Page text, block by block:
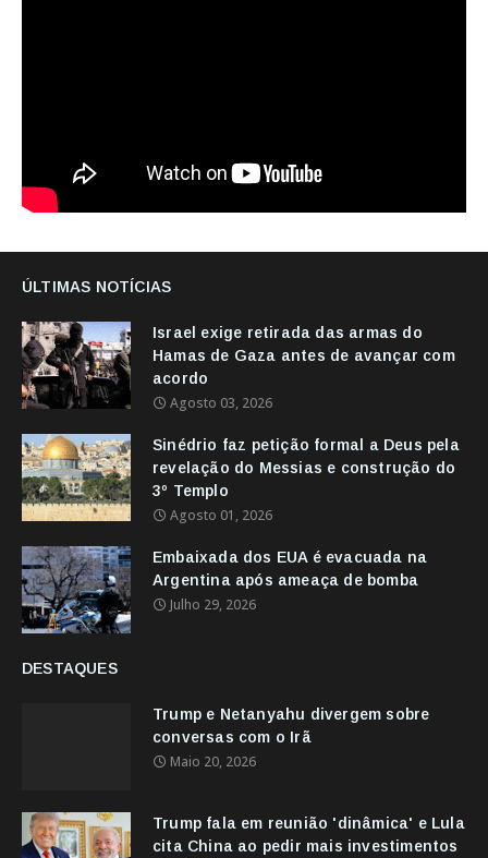
ÚLTIMAS NOTÍCIAS
Israel exige retirada das armas do
Hamas de Gaza antes de avançar com
acordo
Agosto 03, 2026
Sinédrio faz petição formal a Deus pela
revelação do Messias e construção do
3º Templo
Agosto 01, 2026
Embaixada dos EUA é evacuada na
Argentina após ameaça de bomba
Julho 29, 2026
DESTAQUES
Trump e Netanyahu divergem sobre
conversas com o Irã
Maio 20, 2026
Trump fala em reunião 'dinâmica' e Lula
cita China ao pedir mais investimentos